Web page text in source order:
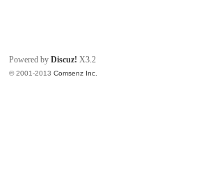
Powered byDiscuz! X3.2
© 2001-2013Comsenz Inc.